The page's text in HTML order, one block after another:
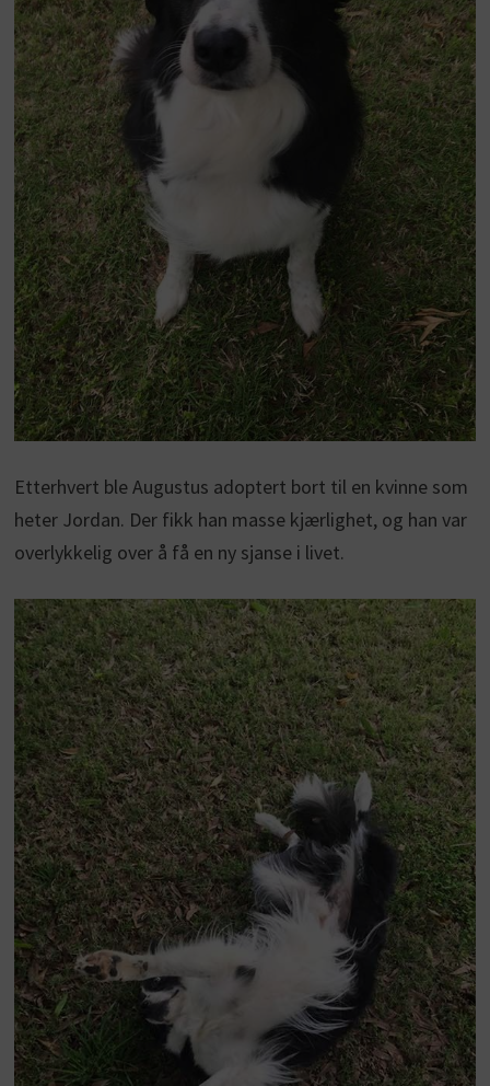
Etterhvert ble Augustus adoptert bort til en kvinne som
heter Jordan. Der fikk han masse kjærlighet, og han var
overlykkelig over å få en ny sjanse i livet.